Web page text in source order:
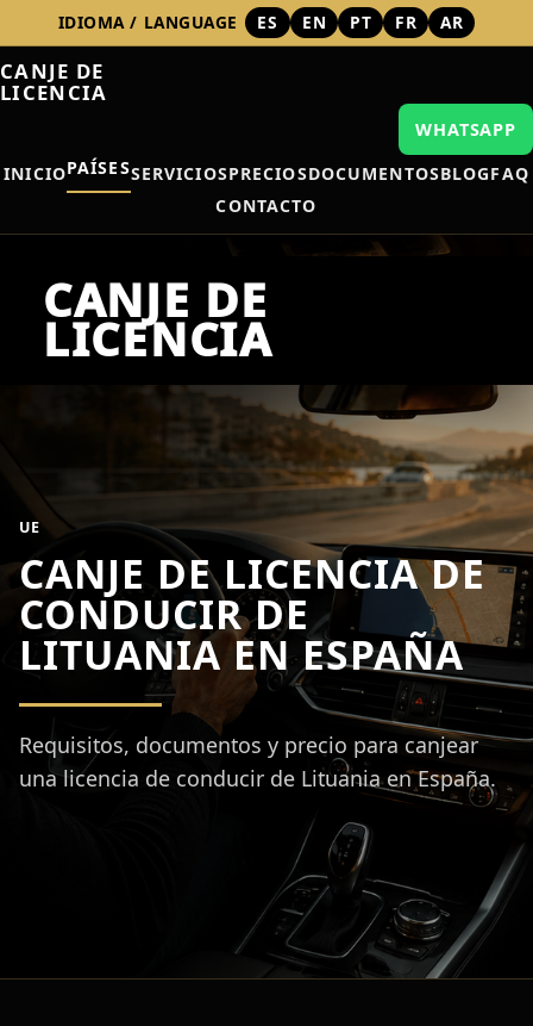
IDIOMA / LANGUAGE ES EN PT FR AR
CANJE DE
LICENCIA
INICIOPAÍSESSERVICIOSPRECIOSDOCUMENTOSBLOGFAQ
CONTACTO
WHATSAPP
UE
CANJE DE LICENCIA DE
CONDUCIR DE
LITUANIA EN ESPAÑA
Requisitos, documentos y precio para canjear
una licencia de conducir de Lituania en España.